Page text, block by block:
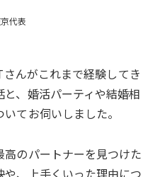
代表
んがこれまで経験してき
、婚活パーティや結婚相
てお伺いしました。
のパートナーを見つけた
、上手くいった理由につ